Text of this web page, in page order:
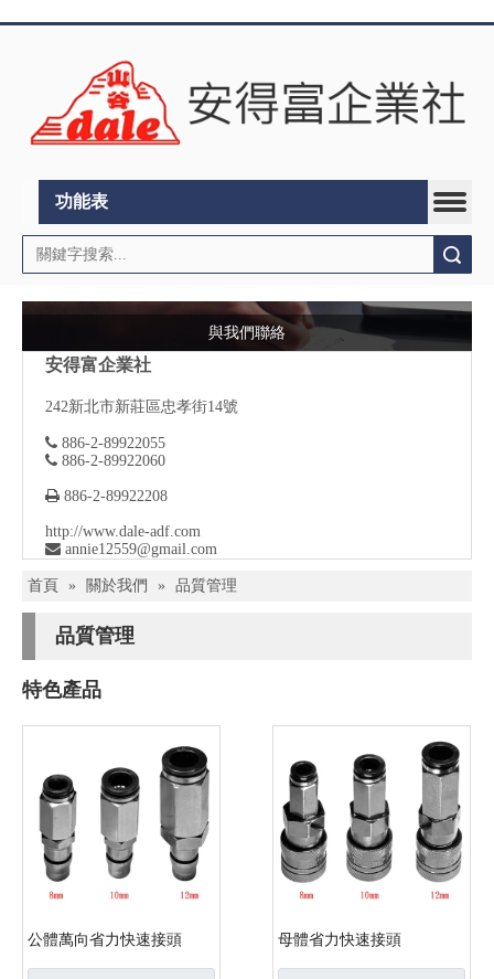
功能表
與我們聯絡
安得富企業社
242新北市新莊區忠孝街14號
 886-2-89922055
 886-2-89922060
 886-2-89922208
http://www.dale-adf.com
 annie12559@gmail.com
首頁 » 關於我們 » 品質管理
品質管理
特色產品
公體萬向省力快速接頭 母體省力快速接頭